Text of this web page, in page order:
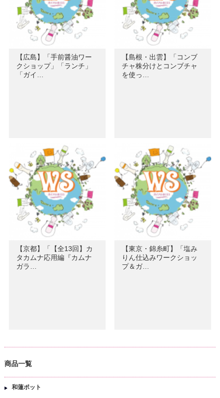
【広島】「手前醤油ワー
クショップ」「ランチ」
「ガイ…
【島根・出雲】「コンブ
チャ株分けとコンブチャ
を使っ…
【京都】「【全13回】カ
タカムナ応用編『カムナ
ガラ…
【東京・錦糸町】「塩み
りん仕込みワークショッ
プ＆ガ…
商品一覧
和蓮ポット